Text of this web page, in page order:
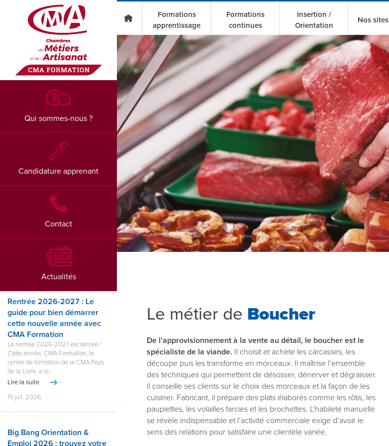
Go to main content
Formations
apprentissage
Formations
continues
Insertion /
Orientation
Nos sites
Qui sommes-nous ?
Candidature apprenant
Contact
Actualités
Rentrée 2026-2027 : Le
guide pour bien démarrer
cette nouvelle année avec
CMA Formation
La rentrée 2026-2027 est lancée !
Cette année, CMA Formation, le
centre de formation de la CMA Pays
de la Loire, a le...
Lire la suite
15 juil. 2026
Big Bang Orientation &
Emploi 2026 : trouvez votre
Le métier de Boucher
De l’approvisionnement à la vente au détail, le boucher est le
spécialiste de la viande. Il choisit et achète les carcasses, les
découpe puis les transforme en morceaux. Il maîtrise l’ensemble
des techniques qui permettent de désosser, dénerver et dégraisser.
Il conseille ses clients sur le choix des morceaux et la façon de les
cuisiner. Fabricant, il prépare des plats élaborés comme les rôtis, les
paupiettes, les volailles farcies et les brochettes. L’habileté manuelle
se révèle indispensable et l’activité commerciale exige d’avoir le
sens des relations pour satisfaire une clientèle variée.